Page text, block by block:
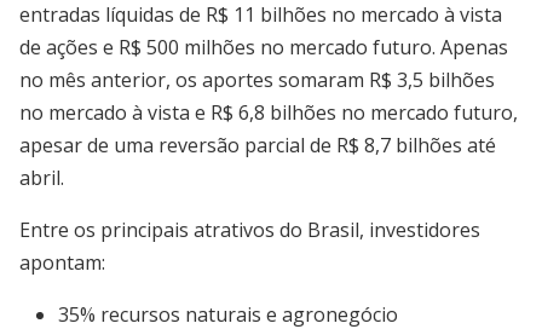
entradas líquidas de R$ 11 bilhões no mercado à vista
de ações e R$ 500 milhões no mercado futuro. Apenas
no mês anterior, os aportes somaram R$ 3,5 bilhões
no mercado à vista e R$ 6,8 bilhões no mercado futuro,
apesar de uma reversão parcial de R$ 8,7 bilhões até
abril.
Entre os principais atrativos do Brasil, investidores
apontam:
35% recursos naturais e agronegócio